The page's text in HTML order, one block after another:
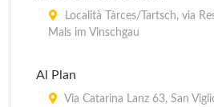
Località Tàrces/Tartsch, via
Mals im Vinschgau
Al Plan
Via Catarina Lanz 63, San